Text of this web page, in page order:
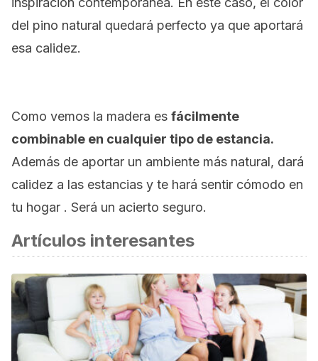
del pino natural quedará perfecto ya que aportará
esa calidez.
Como vemos la madera es fácilmente
combinable en cualquier tipo de estancia.
Además de aportar un ambiente más natural, dará
calidez a las estancias y te hará sentir cómodo en
tu hogar . Será un acierto seguro.
Artículos interesantes